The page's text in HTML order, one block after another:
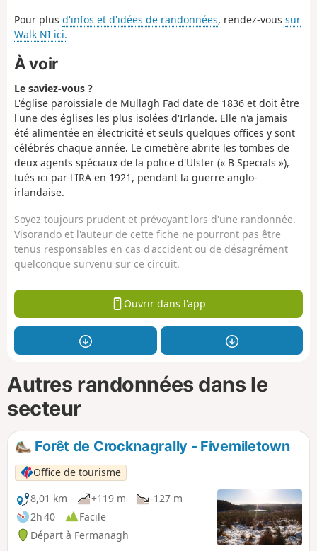
Pour plus d'infos et d'idées de randonnées, rendez-vous sur
Walk NI ici.
À voir
Le saviez-vous ?
L'église paroissiale de Mullagh Fad date de 1836 et doit être
l'une des églises les plus isolées d'Irlande. Elle n'a jamais
été alimentée en électricité et seuls quelques offices y sont
célébrés chaque année. Le cimetière abrite les tombes de
deux agents spéciaux de la police d'Ulster (« B Specials »),
tués ici par l'IRA en 1921, pendant la guerre anglo-
irlandaise.
Soyez toujours prudent et prévoyant lors d'une randonnée.
Visorando et l'auteur de cette fiche ne pourront pas être
tenus responsables en cas d'accident ou de désagrément
quelconque survenu sur ce circuit.
Ouvrir dans l'app
Autres randonnées dans le
secteur
Forêt de Crocknagrally - Fivemiletown
Office de tourisme
8,01 km
+119 m
-127 m
2h 40
Facile
Départ à Fermanagh